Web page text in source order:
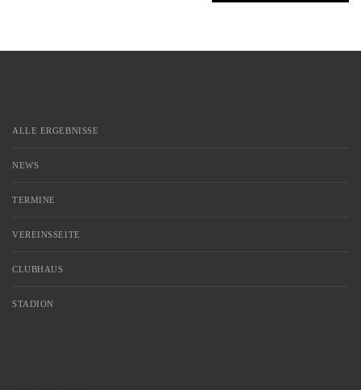
ALLE ERGEBNISSE
NEWS
TERMINE
VEREINSSEITE
CLUBHAUS
STADION